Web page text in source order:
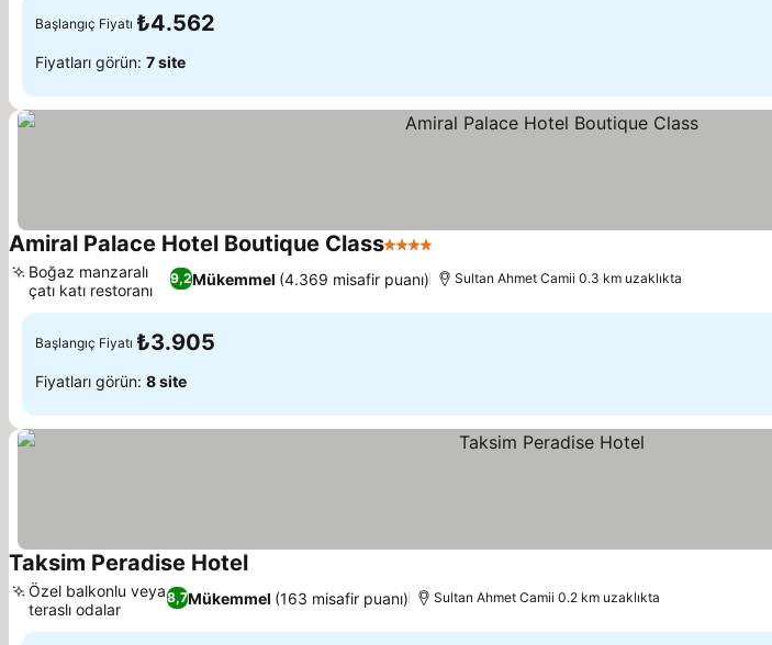
Başlangıç Fiyatı ₺4.562
Fiyatları görün: 7 site
Amiral Palace Hotel Boutique Class4 Yıldız
9,2Mükemmel (4.369 misafir puanı)
Boğaz manzaralı
çatı katı restoranı
Sultan Ahmet Camii 0.3 km uzaklıkta
Başlangıç Fiyatı ₺3.905
Fiyatları görün: 8 site
Taksim Peradise Hotel
8,7Mükemmel (163 misafir puanı)
Özel balkonlu veya
teraslı odalar
Sultan Ahmet Camii 0.2 km uzaklıkta